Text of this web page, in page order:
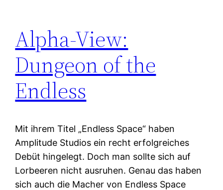
Alpha-View:
Dungeon of the
Endless
Mit ihrem Titel „Endless Space“ haben
Amplitude Studios ein recht erfolgreiches
Debüt hingelegt. Doch man sollte sich auf
Lorbeeren nicht ausruhen. Genau das haben
sich auch die Macher von Endless Space